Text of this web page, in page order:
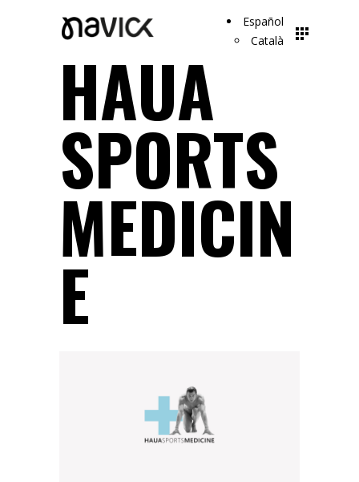
Español
Català
HAUA
SPORTS
MEDICIN
E